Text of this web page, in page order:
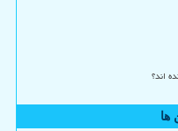
اند؟
ها